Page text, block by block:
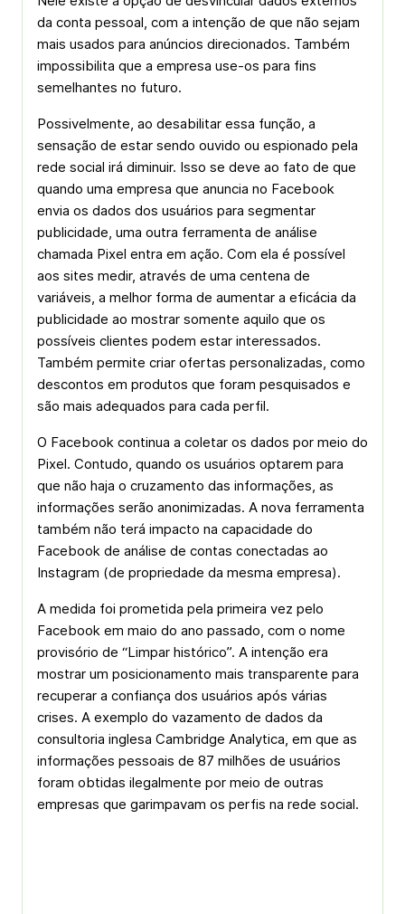
da conta pessoal, com a intenção de que não sejam
mais usados para anúncios direcionados. Também
impossibilita que a empresa use-os para fins
semelhantes no futuro.
Possivelmente, ao desabilitar essa função, a
sensação de estar sendo ouvido ou espionado pela
rede social irá diminuir. Isso se deve ao fato de que
quando uma empresa que anuncia no Facebook
envia os dados dos usuários para segmentar
publicidade, uma outra ferramenta de análise
chamada Pixel entra em ação. Com ela é possível
aos sites medir, através de uma centena de
variáveis, a melhor forma de aumentar a eficácia da
publicidade ao mostrar somente aquilo que os
possíveis clientes podem estar interessados.
Também permite criar ofertas personalizadas, como
descontos em produtos que foram pesquisados e
são mais adequados para cada perfil.
O Facebook continua a coletar os dados por meio do
Pixel. Contudo, quando os usuários optarem para
que não haja o cruzamento das informações, as
informações serão anonimizadas. A nova ferramenta
também não terá impacto na capacidade do
Facebook de análise de contas conectadas ao
Instagram (de propriedade da mesma empresa).
A medida foi prometida pela primeira vez pelo
Facebook em maio do ano passado, com o nome
provisório de “Limpar histórico”. A intenção era
mostrar um posicionamento mais transparente para
recuperar a confiança dos usuários após várias
crises. A exemplo do vazamento de dados da
consultoria inglesa Cambridge Analytica, em que as
informações pessoais de 87 milhões de usuários
foram obtidas ilegalmente por meio de outras
empresas que garimpavam os perfis na rede social.